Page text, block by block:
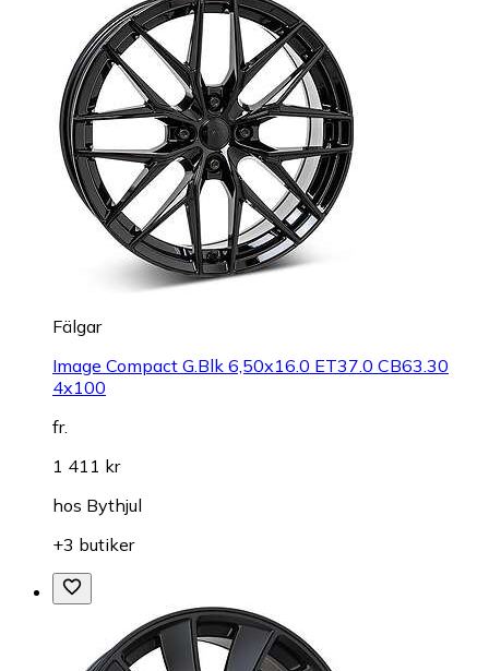
Fälgar
Image Compact G.Blk 6,50x16.0 ET37.0 CB63.30
4x100
fr.
1 411 kr
hos Bythjul
+3 butiker